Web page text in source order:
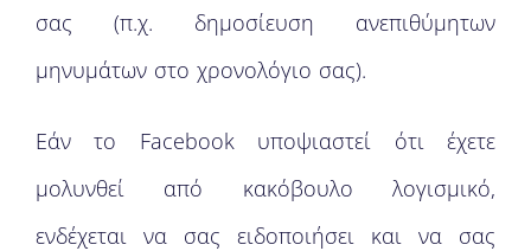
σας (π.χ. δημοσίευση ανεπιθύμητων
μηνυμάτων στο χρονολόγιο σας).
Εάν το Facebook υποψιαστεί ότι έχετε
μολυνθεί από κακόβουλο λογισμικό,
ενδέχεται να σας ειδοποιήσει και να σας